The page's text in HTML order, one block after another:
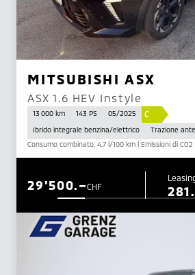
MITSUBISHI ASX
ASX 1.6 HEV Instyle
13 000 km 143 PS 05/2025 C
Ibrido integrale benzina/elettrico
Trazione
Consumo combinato: 4.7 l/100 km | Emissioni di
CHF
29'500.–